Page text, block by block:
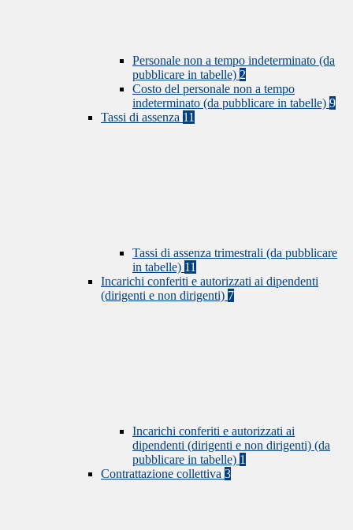
Personale non a tempo indeterminato (da
pubblicare in tabelle) 2
Costo del personale non a tempo
indeterminato (da pubblicare in tabelle) 9
Tassi di assenza 11
Tassi di assenza trimestrali (da pubblicare
in tabelle) 11
Incarichi conferiti e autorizzati ai dipendenti
(dirigenti e non dirigenti) 7
Incarichi conferiti e autorizzati ai
dipendenti (dirigenti e non dirigenti) (da
pubblicare in tabelle) 1
Contrattazione collettiva 3